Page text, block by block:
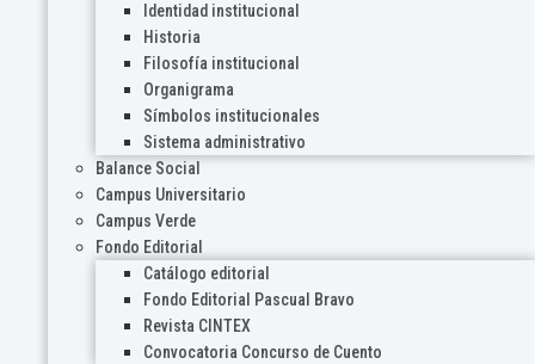
Identidad institucional
Historia
Filosofía institucional
Organigrama
Símbolos institucionales
Sistema administrativo
Balance Social
Campus Universitario
Campus Verde
Fondo Editorial
Catálogo editorial
Fondo Editorial Pascual Bravo
Revista CINTEX
Convocatoria Concurso de Cuento